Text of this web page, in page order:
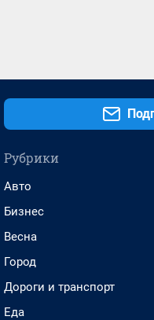
Рубрики
Авто
Бизнес
Весна
Город
Дороги и транспорт
Еда